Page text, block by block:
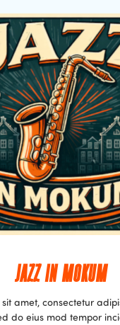
JAZZ IN MOKUM
sit amet, consectetur
do eius mod tempor